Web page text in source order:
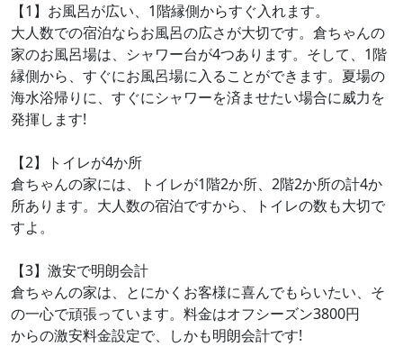
【1】お風呂が広い、1階縁側からすぐ入れます。
大人数での宿泊ならお風呂の広さが大切です。倉ちゃんの
家のお風呂場は、シャワー台が4つあります。そして、1階
縁側から、すぐにお風呂場に入ることができます。夏場の
海水浴帰りに、すぐにシャワーを済ませたい場合に威力を
発揮します!
【2】トイレが4か所
倉ちゃんの家には、トイレが1階2か所、2階2か所の計4か
所あります。大人数の宿泊ですから、トイレの数も大切で
すよ。
【3】激安で明朗会計
倉ちゃんの家は、とにかくお客様に喜んでもらいたい、そ
の一心で頑張っています。料金はオフシーズン3800円
からの激安料金設定で、しかも明朗会計です!